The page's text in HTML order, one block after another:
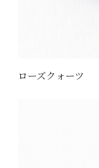
ローズクォーツ